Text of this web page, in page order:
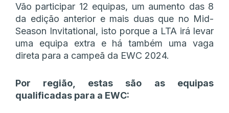
Vão participar 12 equipas, um aumento das 8
da edição anterior e mais duas que no Mid-
Season Invitational, isto porque a LTA irá levar
uma equipa extra e há também uma vaga
direta para a campeã da EWC 2024.
Por região, estas são as equipas
qualificadas para a EWC: